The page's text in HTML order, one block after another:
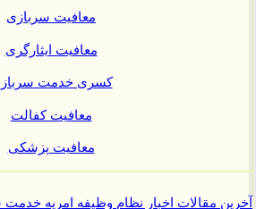
معافیت سربازی
معافیت ایثارگری
کسری خدمت سربازی
معافیت کفالت
معافیت پزشکی
مقالاتاخبار نظام وظیفهامریهخدمت